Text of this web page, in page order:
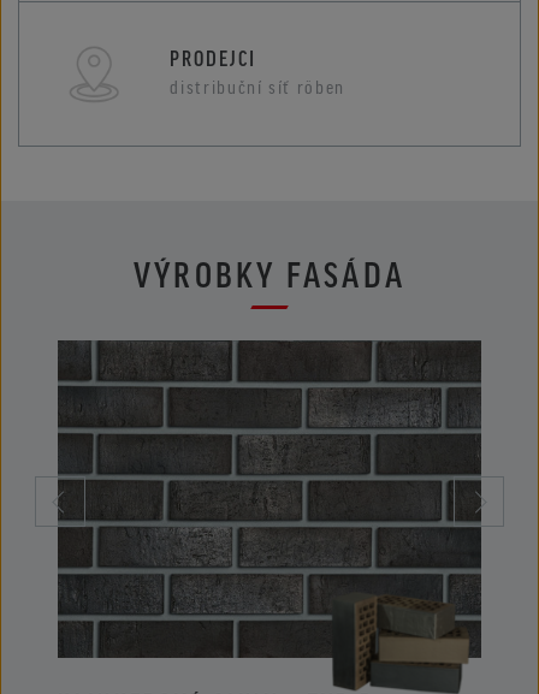
PRODEJCI
distribuční síť röben
VÝROBKY FASÁDA